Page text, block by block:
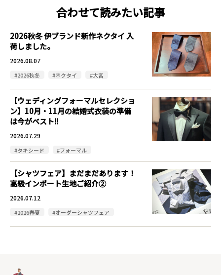
合わせて読みたい記事
2026秋冬 伊ブランド新作ネクタイ 入
荷しました。
2026.08.07
#2026秋冬 #ネクタイ #大宮
【ウェディングフォーマルセレクショ
ン】10月・11月の結婚式衣装の準備
は今がベスト!!
2026.07.29
#タキシード #フォーマル
【シャツフェア】まだまだあります！
高級インポート生地ご紹介②
2026.07.12
#2026春夏 #オーダーシャツフェア